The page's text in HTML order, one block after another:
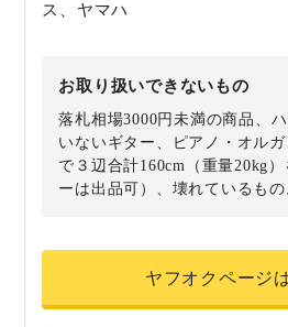
ス、ヤマハ
お取り扱いできないもの
落札相場3000円未満の商品、
いないギター、ピアノ・オル
で３辺合計160cm（重量20kg
ーは出品可）、壊れているもの
ヤフオクページ